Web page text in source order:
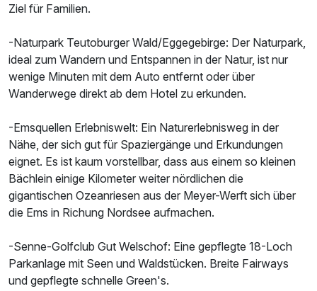
Ziel für Familien.
-Naturpark Teutoburger Wald/Eggegebirge: Der Naturpark,
ideal zum Wandern und Entspannen in der Natur, ist nur
wenige Minuten mit dem Auto entfernt oder über
Wanderwege direkt ab dem Hotel zu erkunden.
-Emsquellen Erlebniswelt: Ein Naturerlebnisweg in der
Nähe, der sich gut für Spaziergänge und Erkundungen
eignet. Es ist kaum vorstellbar, dass aus einem so kleinen
Bächlein einige Kilometer weiter nördlichen die
gigantischen Ozeanriesen aus der Meyer-Werft sich über
die Ems in Richung Nordsee aufmachen.
-Senne-Golfclub Gut Welschof: Eine gepflegte 18-Loch
Parkanlage mit Seen und Waldstücken. Breite Fairways
und gepflegte schnelle Green's.